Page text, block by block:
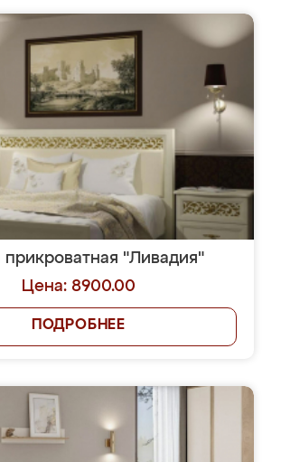
прикроватная "Ливадия"
Цена: 8900.00
ПОДРОБНЕЕ